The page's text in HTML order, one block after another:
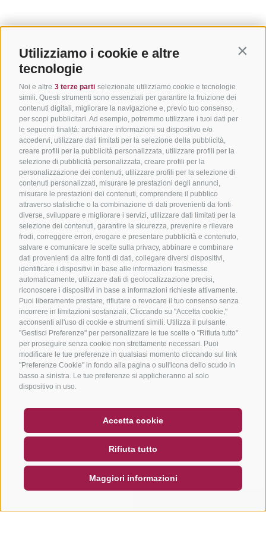
Utilizziamo i cookie e altre
tecnologie
Noi e altre 3 terze parti selezionate utilizziamo cookie e tecnologie
simili. Questi strumenti sono essenziali per garantire la fruizione dei
contenuti digitali, migliorare la navigazione e, previo tuo consenso,
per scopi pubblicitari. Ad esempio, potremmo utilizzare i tuoi dati per
le seguenti finalità: archiviare informazioni su dispositivo e/o
accedervi, utilizzare dati limitati per la selezione della pubblicità,
creare profili per la pubblicità personalizzata, utilizzare profili per la
selezione di pubblicità personalizzata, creare profili per la
personalizzazione dei contenuti, utilizzare profili per la selezione di
contenuti personalizzati, misurare le prestazioni degli annunci,
misurare le prestazioni dei contenuti, comprendere il pubblico
attraverso statistiche o la combinazione di dati provenienti da fonti
diverse, sviluppare e migliorare i servizi, utilizzare dati limitati per la
selezione dei contenuti, garantire la sicurezza, prevenire e rilevare
frodi, correggere errori, erogare e presentare pubblicità e contenuto,
salvare e comunicare le scelte sulla privacy, abbinare e combinare
dati provenienti da altre fonti di dati, collegare diversi dispositivi,
identificare i dispositivi in base alle informazioni trasmesse
automaticamente, utilizzare dati di geolocalizzazione precisi,
riconoscere i dispositivi in base a informazioni richieste attivamente.
Puoi liberamente prestare, rifiutare o revocare il tuo consenso senza
incorrere in limitazioni sostanziali. Cliccando su "Accetta cookie,"
acconsenti all'uso di cookie e strumenti simili. Utilizza il pulsante
"Gestisci Preferenze" per personalizzare le tue scelte o "Rifiuta tutto"
per proseguire senza cookie non strettamente necessari. Puoi
modificare le tue preferenze in qualsiasi momento cliccando sul link
"Preferenze Cookie" in fondo alla pagina o sull'icona dello scudo in
basso a sinistra. Le tue preferenze si applicheranno al solo
dispositivo in uso.
Accetta cookie
Rifiuta tutto
Maggiori informazioni
NEWSLETTER
SOCIAL WALL METEO